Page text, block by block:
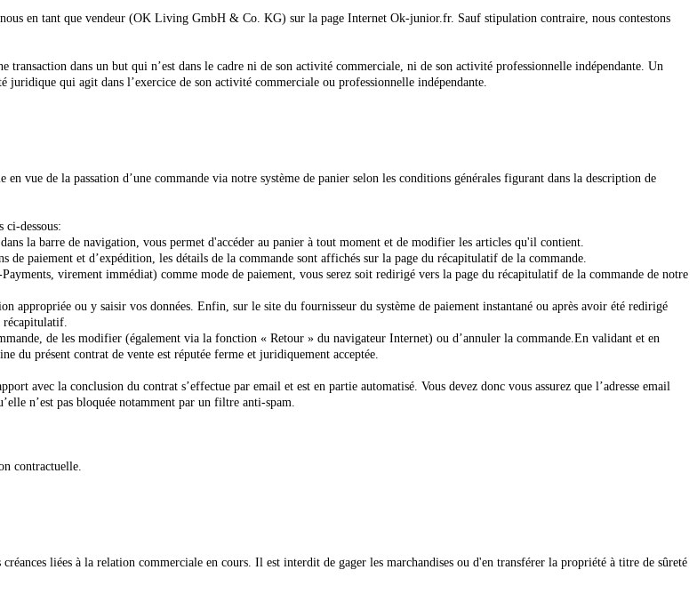
en tant que vendeur (OK Living GmbH & Co. KG) sur la page Internet Ok-junior.fr. Sauf stipulation contraire, nous contestons
transaction dans un but qui n’est dans le cadre ni de son activité commerciale, ni de son activité professionnelle indépendante. Un
qui agit dans l’exercice de son activité commerciale ou professionnelle indépendante.
vue de la passation d’une commande via notre système de panier selon les conditions générales figurant dans la description de
ci-dessous:
la barre de navigation, vous permet d'accéder au panier à tout moment et de modifier les articles qu'il contient.
paiement et d’expédition, les détails de la commande sont affichés sur la page du récapitulatif de la commande.
virement immédiat) comme mode de paiement, vous serez soit redirigé vers la page du récapitulatif de la commande de notre
appropriée ou y saisir vos données. Enfin, sur le site du fournisseur du système de paiement instantané ou après avoir été redirigé
récapitulatif.
de les modifier (également via la fonction « Retour » du navigateur Internet) ou d’annuler la commande. En validant et en
présent contrat de vente est réputée ferme et juridiquement acceptée.
avec la conclusion du contrat s’effectue par email et est en partie automatisé. Vous devez donc vous assurez que l’adresse email
n’est pas bloquée notamment par un filtre anti-spam.
contractuelle.
liées à la relation commerciale en cours. Il est interdit de gager les marchandises ou d'en transférer la propriété à titre de sûreté